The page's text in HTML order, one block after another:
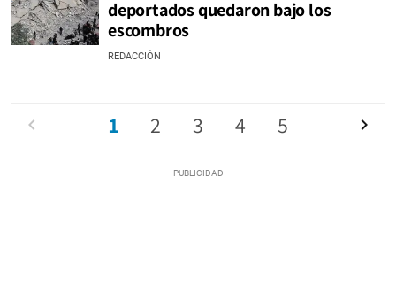
deportados quedaron bajo los
escombros
REDACCIÓN
1 2 3 4 5